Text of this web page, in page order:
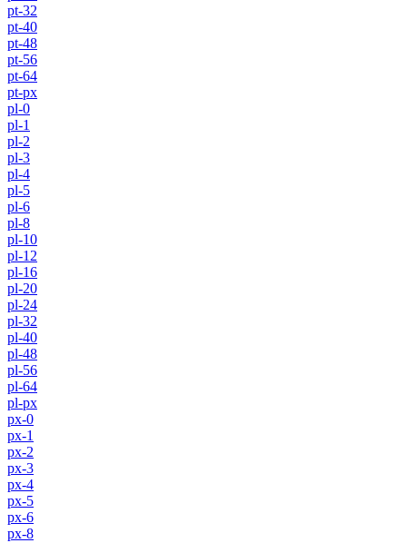
pt-32
pt-40
pt-48
pt-56
pt-64
pt-px
pl-0
pl-1
pl-2
pl-3
pl-4
pl-5
pl-6
pl-8
pl-10
pl-12
pl-16
pl-20
pl-24
pl-32
pl-40
pl-48
pl-56
pl-64
pl-px
px-0
px-1
px-2
px-3
px-4
px-5
px-6
px-8